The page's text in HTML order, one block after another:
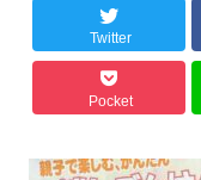
Twitter
Pocket